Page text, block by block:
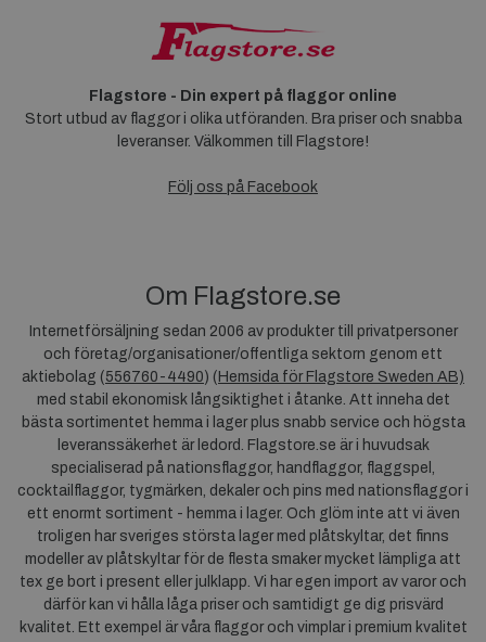
Flagstore - Din expert på flaggor online
Stort utbud av flaggor i olika utföranden. Bra priser och snabba
leveranser. Välkommen till Flagstore!
Följ oss på Facebook
Om Flagstore.se
Internetförsäljning sedan 2006 av produkter till privatpersoner
och företag/organisationer/offentliga sektorn genom ett
aktiebolag (556760-4490) ( Hemsida för Flagstore Sweden AB)
med stabil ekonomisk långsiktighet i åtanke. Att inneha det
bästa sortimentet hemma i lager plus snabb service och högsta
leveranssäkerhet är ledord. Flagstore.se är i huvudsak
specialiserad på nationsflaggor, handflaggor, flaggspel,
cocktailflaggor, tygmärken, dekaler och pins med nationsflaggor i
ett enormt sortiment - hemma i lager. Och glöm inte att vi även
troligen har sveriges största lager med plåtskyltar, det finns
modeller av plåtskyltar för de flesta smaker mycket lämpliga att
tex ge bort i present eller julklapp. Vi har egen import av varor och
därför kan vi hålla låga priser och samtidigt ge dig prisvärd
kvalitet. Ett exempel är våra flaggor och vimplar i premium kvalitet